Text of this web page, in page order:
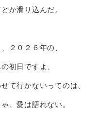
か滑り込んだ。
２０２６年の、
初日ですよ、
て行かないってのは、
、愛は語れない。